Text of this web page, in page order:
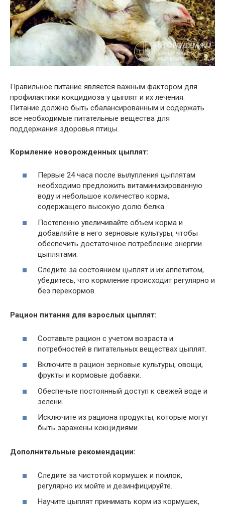
Правильное питание является важным фактором для
профилактики кокцидиоза у цыплят и их лечения.
Питание должно быть сбалансированным и содержать
все необходимые питательные вещества для
поддержания здоровья птицы.
Кормление новорожденных цыплят:
Первые 24 часа после вылупления цыплятам
необходимо предложить витаминизированную
воду и небольшое количество корма,
содержащего высокую долю белка.
Постепенно увеличивайте объем корма и
добавляйте в него зерновые культуры, чтобы
обеспечить достаточное потребление энергии
цыплятами.
Следите за состоянием цыплят и их аппетитом,
убедитесь, что кормление происходит регулярно и
без перекормов.
Рацион питания для взрослых цыплят:
Составьте рацион с учетом возраста и
потребностей в питательных веществах цыплят.
Включите в рацион зерновые культуры, овощи,
фрукты и кормовые добавки.
Обеспечьте постоянный доступ к свежей воде и
зелени.
Исключите из рациона продукты, которые могут
быть заражены кокцидиями.
Дополнительные рекомендации:
Следите за чистотой кормушек и поилок,
регулярно их мойте и дезинфицируйте.
Научите цыплят принимать корм из кормушек,